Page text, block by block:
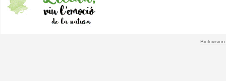
Biolovision